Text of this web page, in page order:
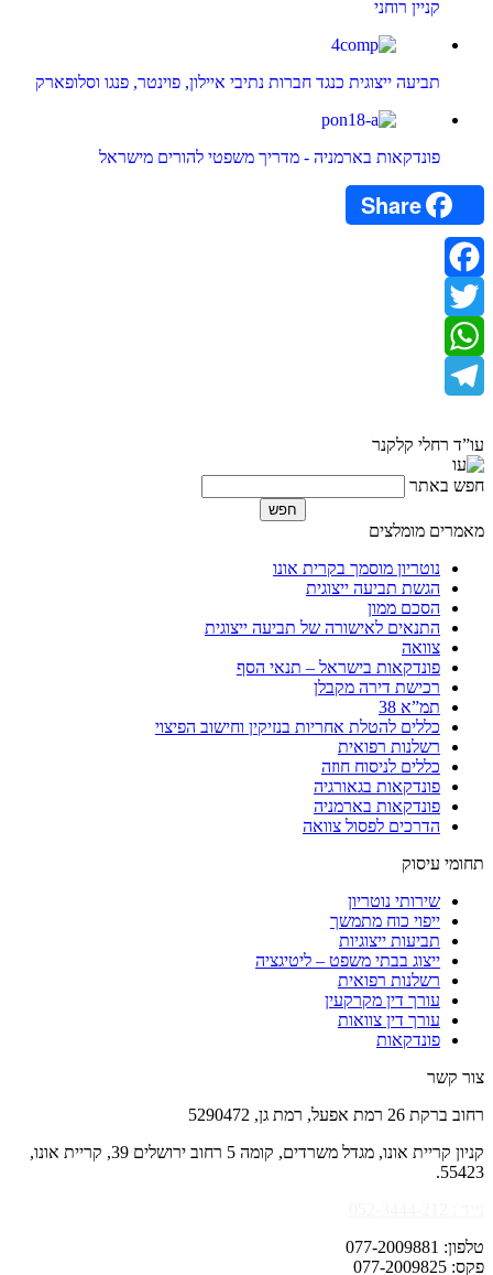
קניין רוחני
תביעה ייצוגית כנגד חברות נתיבי איילון, פוינטר, פנגו וסלופארק
פונדקאות בארמניה - מדריך משפטי להורים מישראל
Share
Facebook
Twitter
WhatsApp
עו”ד רחלי קלקנר
חפש באתר
מאמרים מומלצים
נוטריון מוסמך בקרית אונו
הגשת תביעה ייצוגית
הסכם ממון
התנאים לאישורה של תביעה ייצוגית
צוואה
פונדקאות בישראל – תנאי הסף
רכישת דירה מקבלן
תמ”א 38
כללים להטלת אחריות בנזיקין וחישוב הפיצוי
רשלנות רפואית
כללים לניסוח חוזה
פונדקאות בגאורגיה
פונדקאות בארמניה
הדרכים לפסול צוואה
תחומי עיסוק
שירותי נוטריון
ייפוי כוח מתמשך
תביעות ייצוגיות
ייצוג בבתי משפט – ליטיגציה
רשלנות רפואית
עורך דין מקרקעין
עורך דין צוואות
פונדקאות
צור קשר
רחוב ברקת 26 רמת אפעל, רמת גן, 5290472
קניון קריית אונו, מגדל משרדים, קומה 5 רחוב ירושלים 39, קריית אונו,
55423.
טלפון: 077-2009881
פקס: 077-2009825